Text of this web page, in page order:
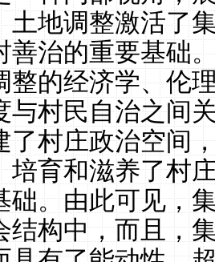
土地调整激活了
善治的重要基础
整的经济学、伦
与村民自治之间
了村庄政治空间
培育和滋养了村
础。由此可见，
结构中，而且，